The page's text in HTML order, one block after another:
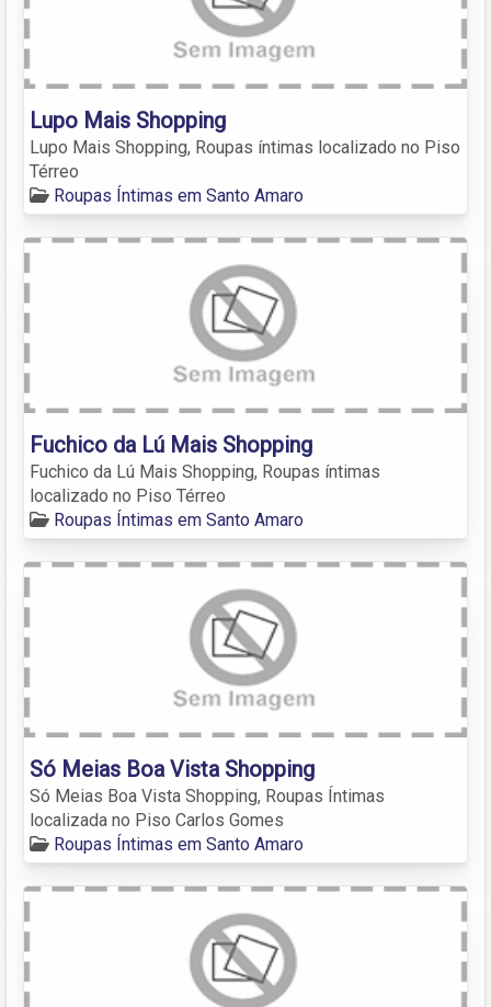
Lupo Mais Shopping
Lupo Mais Shopping, Roupas íntimas localizado no Piso
Térreo
Roupas Íntimas em Santo Amaro
Fuchico da Lú Mais Shopping
Fuchico da Lú Mais Shopping, Roupas íntimas
localizado no Piso Térreo
Roupas Íntimas em Santo Amaro
Só Meias Boa Vista Shopping
Só Meias Boa Vista Shopping, Roupas Íntimas
localizada no Piso Carlos Gomes
Roupas Íntimas em Santo Amaro